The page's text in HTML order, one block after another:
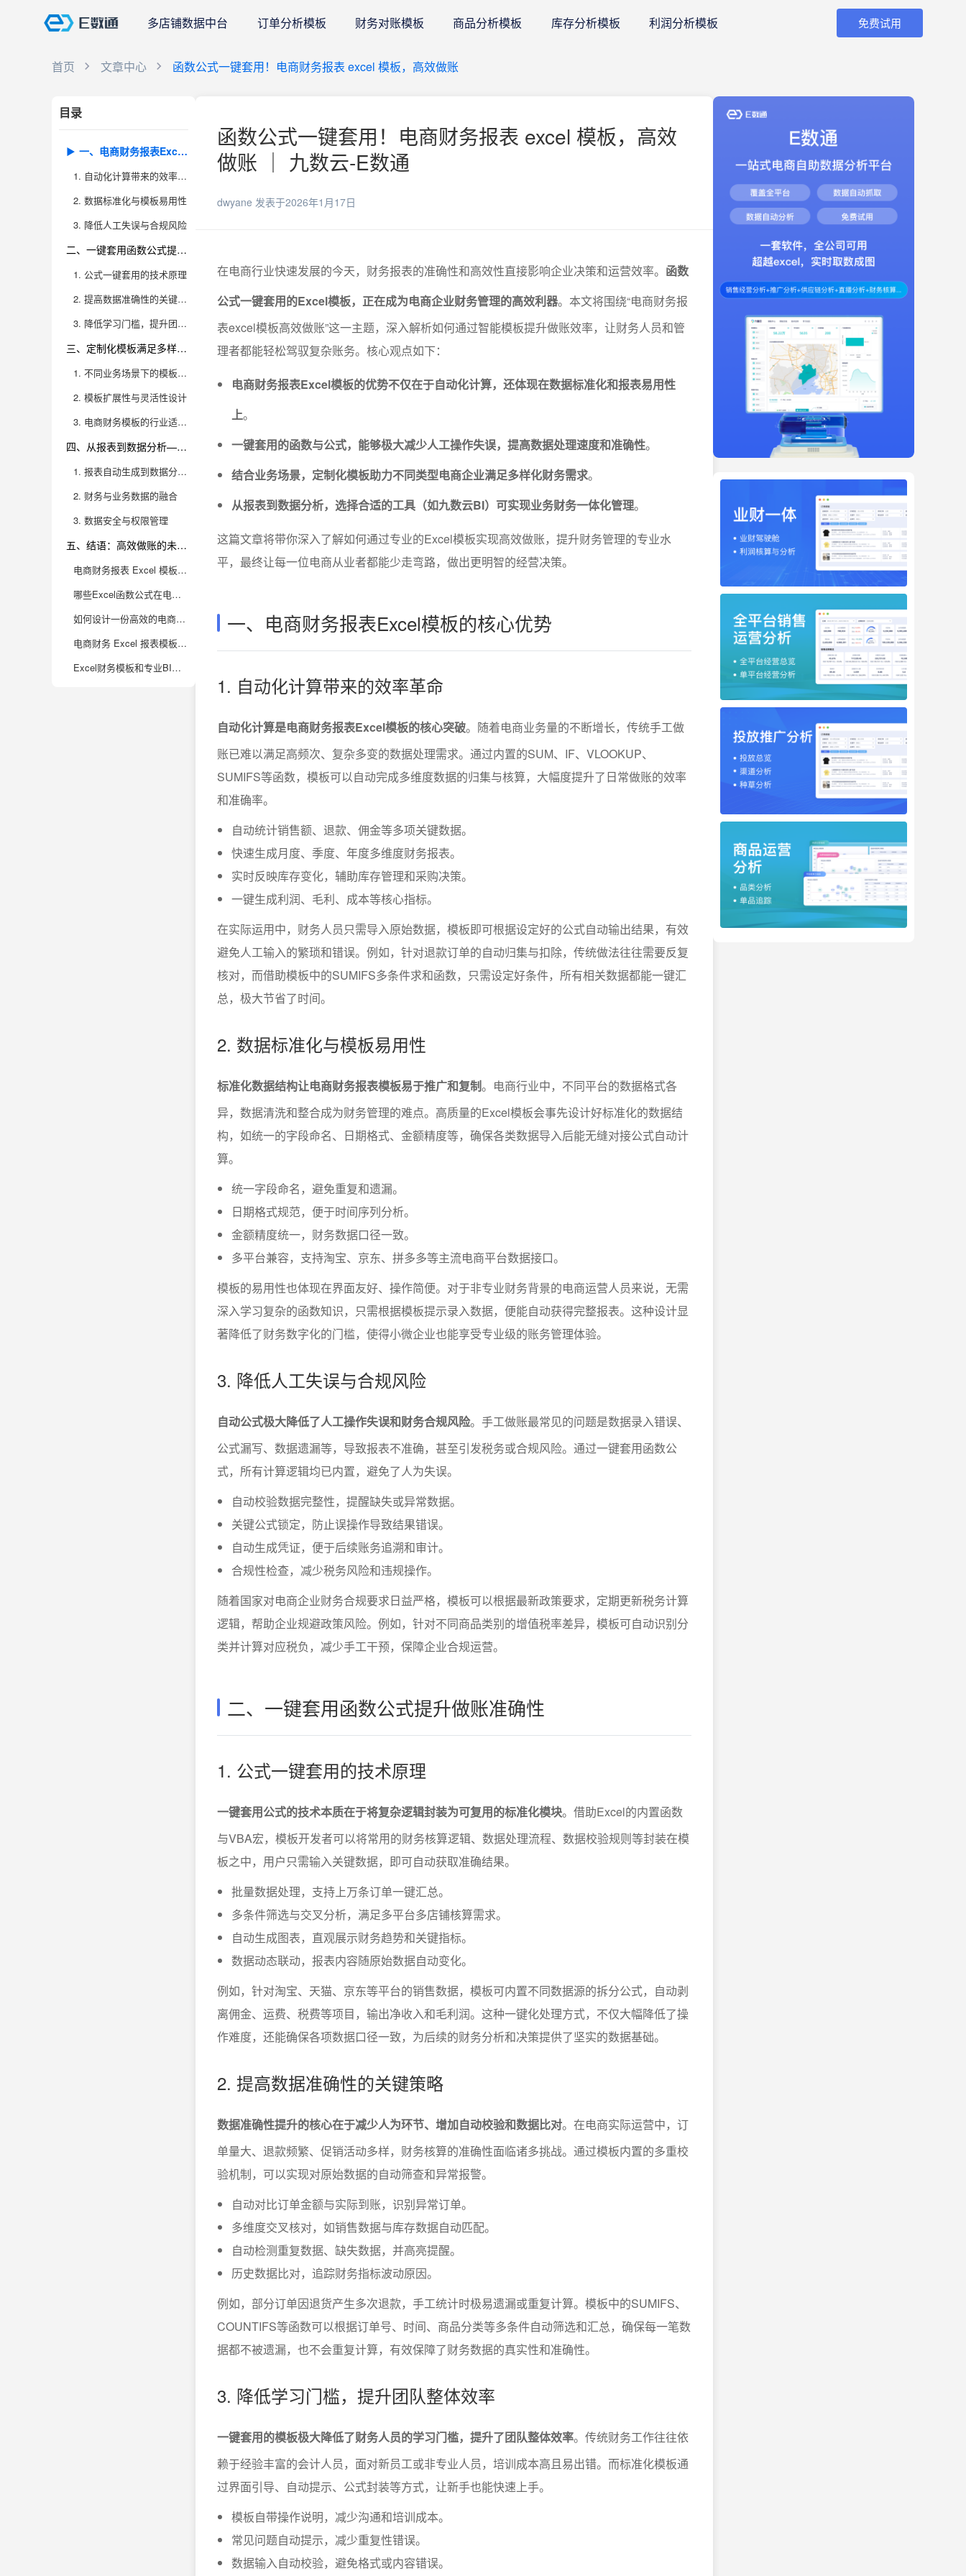
多店铺数据中台 订单分析模板 财务对账模板 商品分析模板 库存分析模板 利润分析模板 免费试用
首页 文章中心 函数公式一键套用！电商财务报表 excel 模板，高效做账
目录
一、电商财务报表Excel模板的核心优势
1. 自动化计算带来的效率革命
2. 数据标准化与模板易用性
3. 降低人工失误与合规风险
二、一键套用函数公式提升做账准确性
1. 公式一键套用的技术原理
2. 提高数据准确性的关键策略
3. 降低学习门槛，提升团队整体效率
三、定制化模板满足多样化电商财务需求
1. 不同业务场景下的模板定制需求
2. 模板扩展性与灵活性设计
3. 电商财务模板的行业适配性
四、从报表到数据分析——业务财务一体化管理
1. 报表自动生成到数据分析的进阶
2. 财务与业务数据的融合
3. 数据安全与权限管理
五、结语：高效做账的未来，选择更专业的工具
电商财务报表 Excel 模板为什么需要函数公式一键套用？
哪些Excel函数公式在电商财务报表模板中最常用？
如何设计一份高效的电商财务报表 Excel 模板？
电商财务 Excel 报表模板如何实现多店铺、多平台数据的高效整合？
Excel财务模板和专业BI工具结合使用有哪些优势？
函数公式一键套用！电商财务报表 excel 模板，高效
做账 ｜ 九数云-E数通
dwyane 发表于2026年1月17日
在电商行业快速发展的今天，财务报表的准确性和高效性直接影响企业决策和运营效率。 函数
公式一键套用的Excel模板，正在成为电商企业财务管理的高效利器。本文将围绕“电商财务报
表excel模板高效做账”这一主题，深入解析如何通过智能模板提升做账效率，让财务人员和管
理者都能轻松驾驭复杂账务。核心观点如下：
电商财务报表Excel模板的优势不仅在于自动化计算，还体现在数据标准化和报表易用性
上。
一键套用的函数与公式，能够极大减少人工操作失误，提高数据处理速度和准确性。
结合业务场景，定制化模板助力不同类型电商企业满足多样化财务需求。
从报表到数据分析，选择合适的工具（如九数云BI）可实现业务财务一体化管理。
这篇文章将带你深入了解如何通过专业的Excel模板实现高效做账，提升财务管理的专业水
平，最终让每一位电商从业者都能少走弯路，做出更明智的经营决策。
一、电商财务报表Excel模板的核心优势
1. 自动化计算带来的效率革命
自动化计算是电商财务报表Excel模板的核心突破。随着电商业务量的不断增长，传统手工做
账已难以满足高频次、复杂多变的数据处理需求。通过内置的SUM、IF、VLOOKUP、
SUMIFS等函数，模板可以自动完成多维度数据的归集与核算，大幅度提升了日常做账的效率
和准确率。
自动统计销售额、退款、佣金等多项关键数据。
快速生成月度、季度、年度多维度财务报表。
实时反映库存变化，辅助库存管理和采购决策。
一键生成利润、毛利、成本等核心指标。
在实际运用中，财务人员只需导入原始数据，模板即可根据设定好的公式自动输出结果，有效
避免人工输入的繁琐和错误。例如，针对退款订单的自动归集与扣除，传统做法往往需要反复
核对，而借助模板中的SUMIFS多条件求和函数，只需设定好条件，所有相关数据都能一键汇
总，极大节省了时间。
2. 数据标准化与模板易用性
标准化数据结构让电商财务报表模板易于推广和复制。电商行业中，不同平台的数据格式各
异，数据清洗和整合成为财务管理的难点。高质量的Excel模板会事先设计好标准化的数据结
构，如统一的字段命名、日期格式、金额精度等，确保各类数据导入后能无缝对接公式自动计
算。
统一字段命名，避免重复和遗漏。
日期格式规范，便于时间序列分析。
金额精度统一，财务数据口径一致。
多平台兼容，支持淘宝、京东、拼多多等主流电商平台数据接口。
模板的易用性也体现在界面友好、操作简便。对于非专业财务背景的电商运营人员来说，无需
深入学习复杂的函数知识，只需根据模板提示录入数据，便能自动获得完整报表。这种设计显
著降低了财务数字化的门槛，使得小微企业也能享受专业级的账务管理体验。
3. 降低人工失误与合规风险
自动公式极大降低了人工操作失误和财务合规风险。手工做账最常见的问题是数据录入错误、
公式漏写、数据遗漏等，导致报表不准确，甚至引发税务或合规风险。通过一键套用函数公
式，所有计算逻辑均已内置，避免了人为失误。
自动校验数据完整性，提醒缺失或异常数据。
关键公式锁定，防止误操作导致结果错误。
自动生成凭证，便于后续账务追溯和审计。
合规性检查，减少税务风险和违规操作。
随着国家对电商企业财务合规要求日益严格，模板可以根据最新政策要求，定期更新税务计算
逻辑，帮助企业规避政策风险。例如，针对不同商品类别的增值税率差异，模板可自动识别分
类并计算对应税负，减少手工干预，保障企业合规运营。
二、一键套用函数公式提升做账准确性
1. 公式一键套用的技术原理
一键套用公式的技术本质在于将复杂逻辑封装为可复用的标准化模块。借助Excel的内置函数
与VBA宏，模板开发者可以将常用的财务核算逻辑、数据处理流程、数据校验规则等封装在模
板之中，用户只需输入关键数据，即可自动获取准确结果。
批量数据处理，支持上万条订单一键汇总。
多条件筛选与交叉分析，满足多平台多店铺核算需求。
自动生成图表，直观展示财务趋势和关键指标。
数据动态联动，报表内容随原始数据自动变化。
例如，针对淘宝、天猫、京东等平台的销售数据，模板可内置不同数据源的拆分公式，自动剥
离佣金、运费、税费等项目，输出净收入和毛利润。这种一键化处理方式，不仅大幅降低了操
作难度，还能确保各项数据口径一致，为后续的财务分析和决策提供了坚实的数据基础。
2. 提高数据准确性的关键策略
数据准确性提升的核心在于减少人为环节、增加自动校验和数据比对。在电商实际运营中，订
单量大、退款频繁、促销活动多样，财务核算的准确性面临诸多挑战。通过模板内置的多重校
验机制，可以实现对原始数据的自动筛查和异常报警。
自动对比订单金额与实际到账，识别异常订单。
多维度交叉核对，如销售数据与库存数据自动匹配。
自动检测重复数据、缺失数据，并高亮提醒。
历史数据比对，追踪财务指标波动原因。
例如，部分订单因退货产生多次退款，手工统计时极易遗漏或重复计算。模板中的SUMIFS、
COUNTIFS等函数可以根据订单号、时间、商品分类等多条件自动筛选和汇总，确保每一笔数
据都不被遗漏，也不会重复计算，有效保障了财务数据的真实性和准确性。
3. 降低学习门槛，提升团队整体效率
一键套用的模板极大降低了财务人员的学习门槛，提升了团队整体效率。传统财务工作往往依
赖于经验丰富的会计人员，面对新员工或非专业人员，培训成本高且易出错。而标准化模板通
过界面引导、自动提示、公式封装等方式，让新手也能快速上手。
模板自带操作说明，减少沟通和培训成本。
常见问题自动提示，减少重复性错误。
数据输入自动校验，避免格式或内容错误。